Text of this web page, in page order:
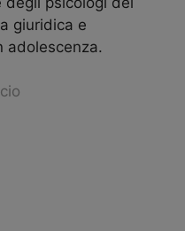
giuridica e
adolescenza.